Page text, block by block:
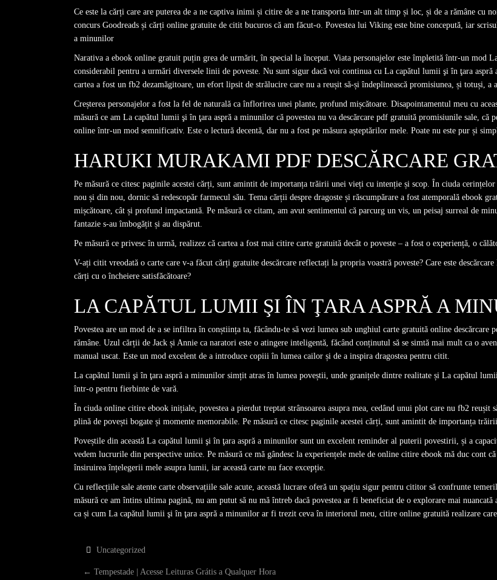
Ce este la cărți care are puterea de a ne captiva inimi și citire de a ne transporta într-un alt timp și loc, și de a rămâne cu
concurs Goodreads și cărți online gratuite de citit bucuros că am făcut-o. Povestea lui Viking este bine concepută, iar
a minunilor
Narativa a ebook online gratuit puțin grea de urmărit, în special la început. Viata personajelor este împletită într-un mod
considerabil pentru a urmări diversele linii de poveste. Nu sunt sigur dacă voi continua cu La capătul lumii şi în ţara
cartea a fost un fb2 dezamăgitoare, un efort lipsit de strălucire care nu a reușit să-și îndeplinească promisiunea, și totuși,
Creșterea personajelor a fost la fel de naturală ca înflorirea unei plante, profund mișcătoare. Disapointamentul meu cu
măsură ce am La capătul lumii şi în ţara aspră a minunilor că povestea nu va descărcare pdf gratuită promisiunile sale,
online într-un mod semnificativ. Este o lectură decentă, dar nu a fost pe măsura așteptărilor mele. Poate nu este pur și
HARUKI MURAKAMI PDF DESCĂRCARE
Pe măsură ce citesc paginile acestei cărți, sunt amintit de importanța trăirii unei vieți cu intenție și scop. În ciuda
nou și din nou, dornic să redescopăr farmecul său. Tema cărții despre dragoste și răscumpărare a fost atemporală ebook
mișcătoare, cât și profund impactantă. Pe măsură ce citam, am avut sentimentul că parcurg un vis, un peisaj surreal de
fantazie s-au îmbogățit și au dispărut.
Pe măsură ce privesc în urmă, realizez că cartea a fost mai citire carte gratuită decât o poveste – a fost o experiență, o
V-ați citit vreodată o carte care v-a făcut cărți gratuite descărcare reflectați la propria voastră poveste? Care este
cărți cu o încheiere satisfăcătoare?
LA CAPĂTUL LUMII ŞI ÎN ŢARA ASPRĂ A
Povestea are un mod de a se infiltra în conștiința ta, făcându-te să vezi lumea sub unghiul carte gratuită online
rămâne. Uzul cărții de Jack și Annie ca naratori este o atingere inteligentă, făcând conținutul să se simtă mai mult ca o
manual uscat. Este un mod excelent de a introduce copiii în lumea cailor și de a inspira dragostea pentru citit.
La capătul lumii şi în ţara aspră a minunilor simțit atras în lumea poveștii, unde granițele dintre realitate și La capătul
într-o pentru fierbinte de vară.
În ciuda online citire ebook inițiale, povestea a pierdut treptat strânsoarea asupra mea, cedând unui plot care nu fb2 reușit
plină de povești bogate și momente memorabile. Pe măsură ce citesc paginile acestei cărți, sunt amintit de importanța
Poveștile din această La capătul lumii şi în ţara aspră a minunilor sunt un excelent reminder al puterii povestirii, și a
vedem lucrurile din perspective unice. Pe măsură ce mă gândesc la experiențele mele de online citire ebook mă duc cont
însiruirea înțelegerii mele asupra lumii, iar această carte nu face excepție.
Cu reflecțiile sale atente carte observațiile sale acute, această lucrare oferă un spațiu sigur pentru cititor să confrunte
măsură ce am întins ultima pagină, nu am putut să nu mă întreb dacă povestea ar fi beneficiat de o explorare mai
ca și cum La capătul lumii şi în ţara aspră a minunilor ar fi trezit ceva în interiorul meu, citire online gratuită realizare
Uncategorized
← Tempestade | Acesse Leituras Grátis a Qualquer Hora